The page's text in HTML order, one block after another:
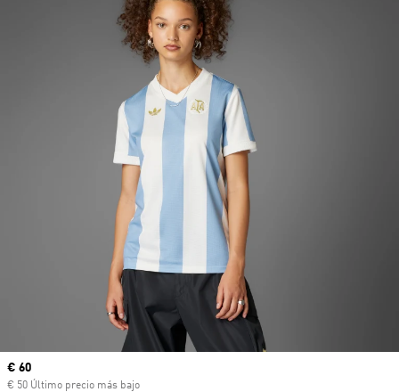
Precio actual
€ 60
€ 50 Último precio más bajo